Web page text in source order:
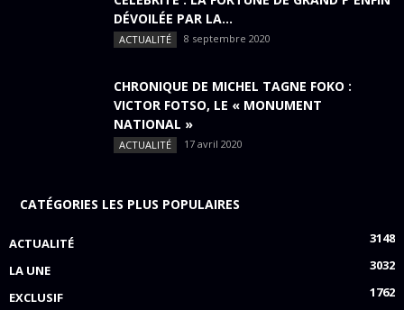
DÉVOILÉE PAR LA...
ACTUALITÉ 8 septembre 2020
CHRONIQUE DE MICHEL TAGNE FOKO :
VICTOR FOTSO, LE « MONUMENT
NATIONAL »
ACTUALITÉ 17 avril 2020
CATÉGORIES LES PLUS POPULAIRES
ACTUALITÉ
3148
LA UNE
3032
EXCLUSIF
1762